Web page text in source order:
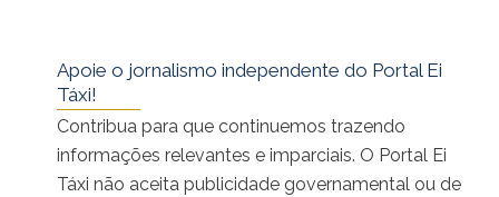
Apoie o jornalismo independente do Portal Ei
Táxi!
Contribua para que continuemos trazendo
informações relevantes e imparciais. O Portal Ei
Táxi não aceita publicidade governamental ou de